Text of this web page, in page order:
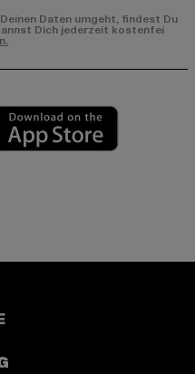
Daten umgeht, findest Du
Dich jederzeit kostenfei